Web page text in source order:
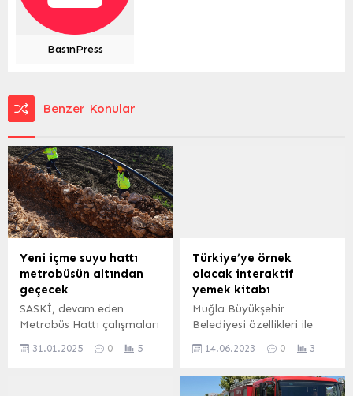
BasınPress
Benzer Konular
Yeni içme suyu hattı
metrobüsün altından
geçecek
SASKİ, devam eden
Metrobüs Hattı çalışmaları
altyapı ihtiyacını şimdiden
31.01.2025 0 5
Türkiye’ye örnek
olacak interaktif
yemek kitabı
Muğla Büyükşehir
Belediyesi özellikleri ile
“Gocamandan Toruna
tanıtımını yapacak. Kitap,
14.06.2023 0 3